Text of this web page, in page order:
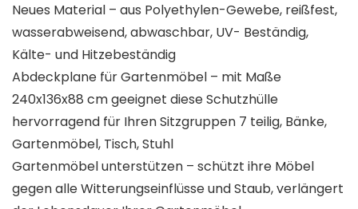
Neues Material – aus Polyethylen-Gewebe, reißfest,
wasserabweisend, abwaschbar, UV- Beständig,
Kälte- und Hitzebeständig
Abdeckplane für Gartenmöbel – mit Maße
240x136x88 cm geeignet diese Schutzhülle
hervorragend für Ihren Sitzgruppen 7 teilig, Bänke,
Gartenmöbel, Tisch, Stuhl
Gartenmöbel unterstützen – schützt ihre Möbel
gegen alle Witterungseinflüsse und Staub, verlängert